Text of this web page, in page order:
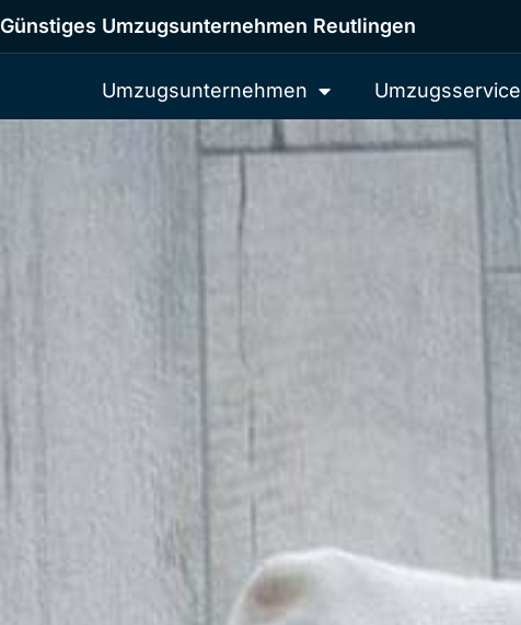
Günstiges Umzugsunternehmen Reutlingen
Umzugsunternehmen Umzugsservice